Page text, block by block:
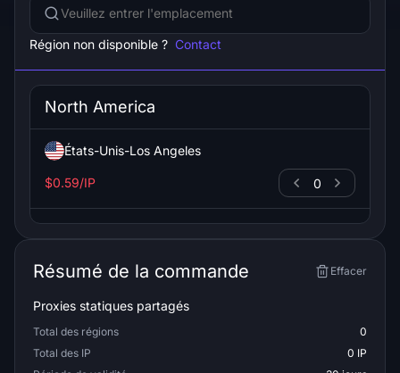
Région non disponible ? Contact
North America
États-Unis-Los Angeles
$0.59/IP 0
Résumé de la commande Effacer
Proxies statiques partagés
Total des régions
0
Total des IP
0 IP